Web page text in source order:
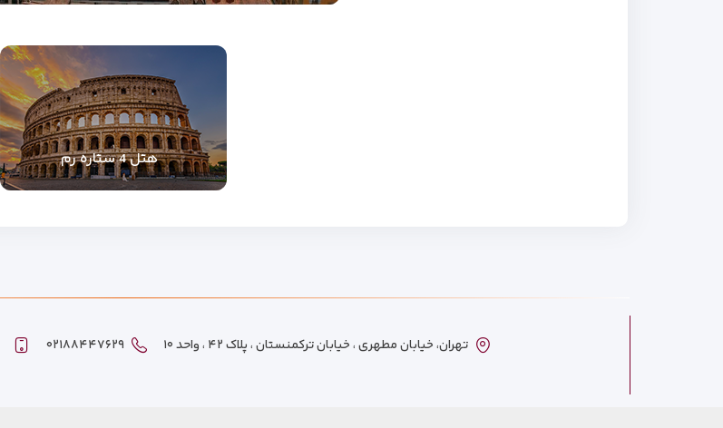
هتل 4 ستاره رم
تهران، خیابان مطهری ، خیابان ترکمنستان ، پلاک ۴۲ ، واحد ۱۰ ۰۲۱۸۸۴۴۷۶۲۹